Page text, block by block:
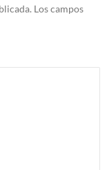
Los campos